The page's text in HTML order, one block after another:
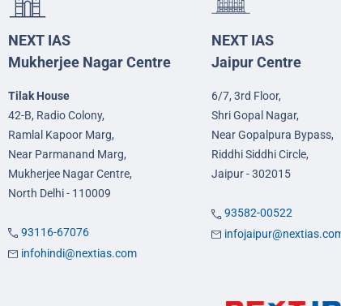
NEXT IAS
Mukherjee Nagar Centre
Tilak House
42-B, Radio Colony,
Ramlal Kapoor Marg,
Near Parmanand Marg,
Mukherjee Nagar Centre,
North Delhi - 110009
93116-67076
infohindi@nextias.com
NEXT IAS
Jaipur Centre
6/7, 3rd Floor,
Shri Gopal Nagar,
Near Gopalpura Bypass,
Riddhi Siddhi Circle,
Jaipur - 302015
93582-00522